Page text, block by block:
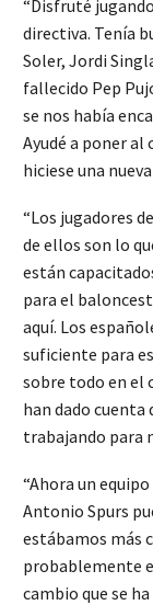
“Disfruté
directiva. Tenía
Soler, Jordi
fallecido Pep
se nos había
Ayudé a poner al
hiciese una
“Los jugadores
de ellos son lo
están
para el
aquí. Los
suficiente para
sobre todo en el
han dado cuenta
trabajando para
“Ahora un
Antonio Spurs
estábamos más
probablemente
cambio que se